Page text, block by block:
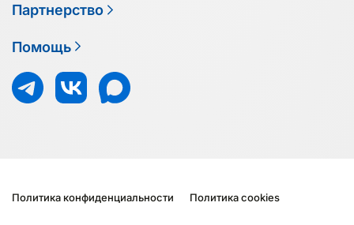
Партнерство
Помощь
Политика конфиденциальности Политика cookies